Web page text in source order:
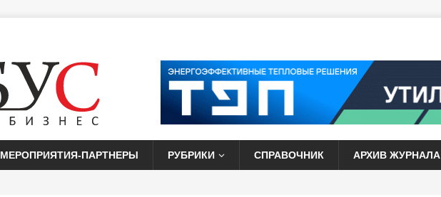
МЕРОПРИЯТИЯ-ПАРТНЕРЫ РУБРИКИ СПРАВОЧНИК АРХИВ ЖУРНАЛА